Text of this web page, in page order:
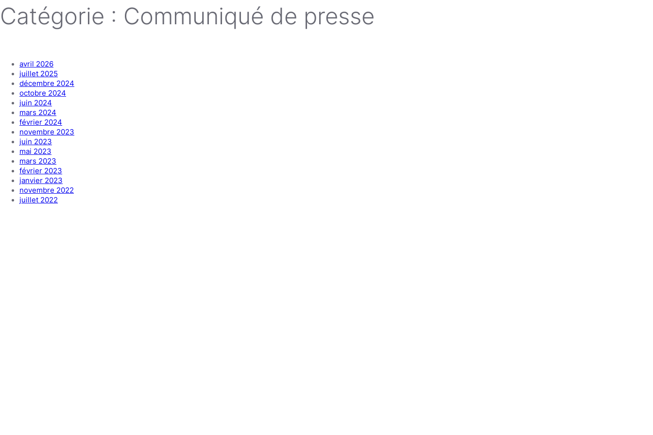
Catégorie : Communiqué de presse
avril 2026
juillet 2025
décembre 2024
octobre 2024
juin 2024
mars 2024
février 2024
novembre 2023
juin 2023
mai 2023
mars 2023
février 2023
janvier 2023
novembre 2022
juillet 2022